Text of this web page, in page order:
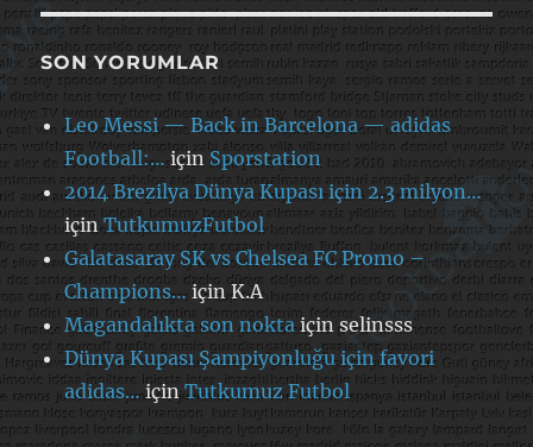
SON YORUMLAR
Leo Messi — Back in Barcelona — adidas
Football:…için Sporstation
2014 Brezilya Dünya Kupası için 2.3 milyon…
içinTutkumuzFutbol
Galatasaray SK vs Chelsea FC Promo –
Champions…içinK.A
Magandalıkta son noktaiçinselinsss
Dünya Kupası Şampiyonluğu için favori
adidas…içinTutkumuz Futbol